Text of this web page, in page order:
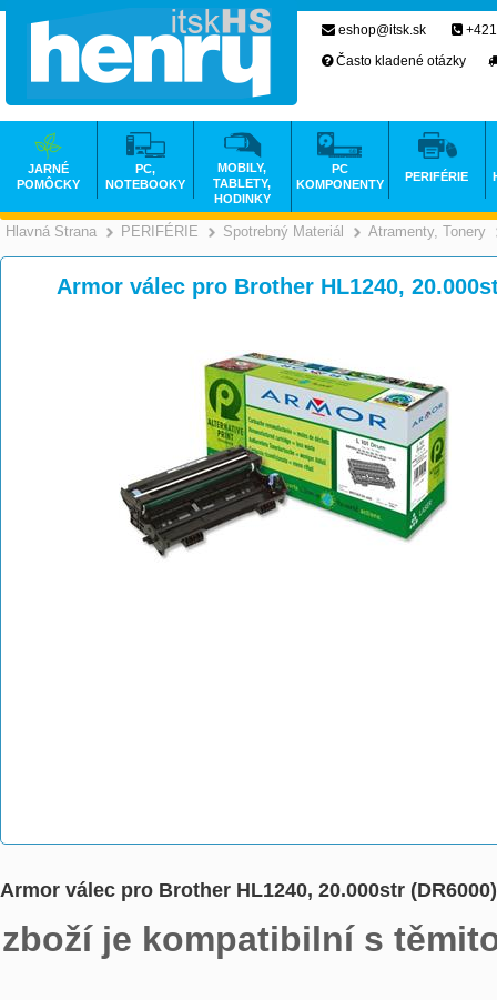
Hlavná Strana >
PERIFÉRIE >
Spotrebný Materiál >
Atramenty, Tonery
Armor válec pro Brother HL1240,
Armor válec pro Brother HL1240, 20.000str
zboží je kompatibilní s
eshop@itsk.sk
Často kladené otázky
JARNÉ
POMÔCKY
PC,
NOTEBOOKY
MOBILY,
TABLETY,
HODINKY
PC
KOMPONENTY
PERIFÉRIE